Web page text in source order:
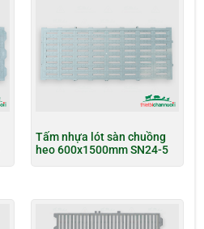
Tấm nhựa lót sàn chuồng
heo 600x1500mm SN24-5